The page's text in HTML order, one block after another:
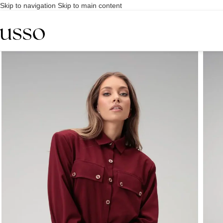
Skip to navigation Skip to main content